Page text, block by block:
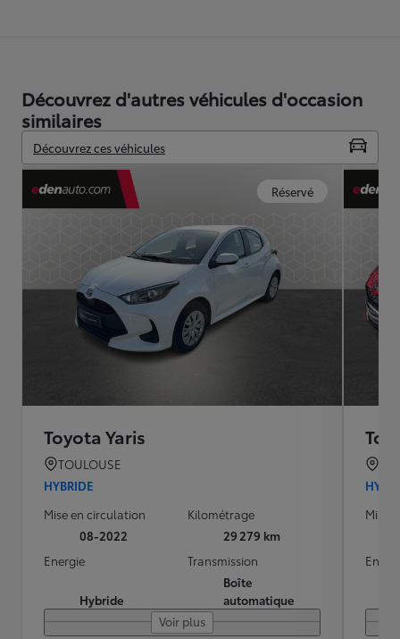
Découvrez d'autres véhicules d'occasion
similaires
Découvrez ces véhicules
Réservé
Toyota Yaris
TOULOUSE
HYBRIDE
Mise en circulation
08-2022
Kilométrage
29 279 km
Energie
Hybride
Transmission
Boîte
automatique
Voir plus
Mise